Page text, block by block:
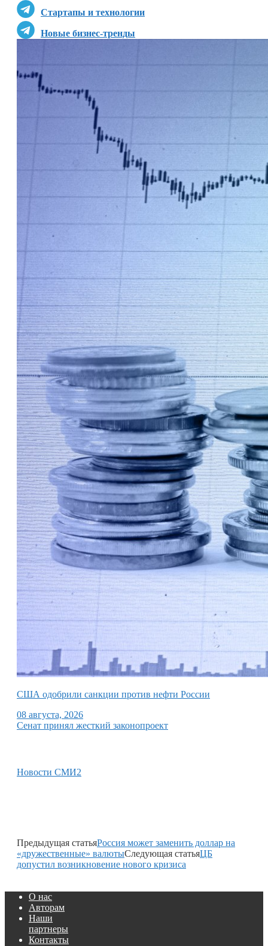
Стартапы и технологии
Новые бизнес-тренды
США одобрили санкции против нефти России
08 августа, 2026
Сенат принял жесткий законопроект
Новости СМИ2
Предыдущая статьяРоссия может заменить доллар на
«дружественные» валютыСледующая статьяЦБ
допустил возникновение нового кризиса
О нас
Авторам
Наши
партнеры
Контакты